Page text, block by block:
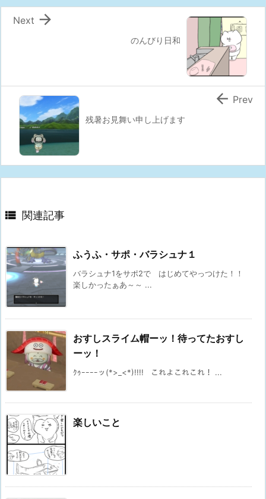
のんびり日和

Next
残暑お見舞い申し上げます
 Prev
 関連記事
ふうふ・サポ・バラシュナ１
バラシュナ1をサポ2で はじめてやっつけた！！
楽しかったぁあ～～ ...
おすしスライム帽ーッ！待ってたおすし
ーッ！
ｸｩｰｰｰｰッ(*>_<*)!!!! これよこれこれ！ ...
楽しいこと